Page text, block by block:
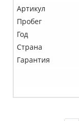
Артикул
Пробег
Год
Страна
Гарантия